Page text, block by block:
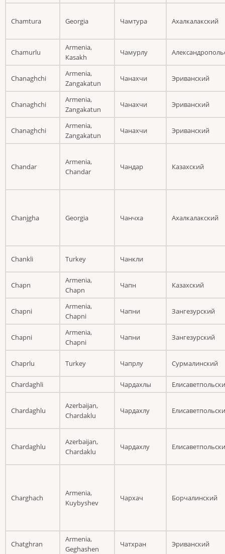
Chamtura Georgia Чамтура Ахалкалакский
Chamurlu
Armenia,
Кasakh
Чамурлу
Chanaghchi
Armenia,
Zangakatun
Чанахчи Эриванский
Chanaghchi
Armenia,
Zangakatun
Чанахчи Эриванский
Chanaghchi
Armenia,
Zangakatun
Чанахчи Эриванский
Chandar
Armenia,
Chandar
Чандар Казахский
Chanjgha Georgia Чанчха Ахалкалакский
Chankli Turkey Чанкли
Chapn
Armenia,
Chapn
Чапн Казахский
Chapni
Armenia,
Chapni
Чапни Зангезурский
Chapni
Armenia,
Chapni
Чапни Зангезурский
Chaprlu Turkey Чапрлу Сурмалинский
Chardaghli Чардахлы
Chardaghlu
Azerbaijan,
Chardaklu
Чардахлу
Chardaghlu
Azerbaijan,
Chardaklu
Чардахлу
Charghach
Armenia,
Kuybyshev
Чархач Борчалинский
Chatghran
Armenia,
Geghashen
Чатхран Эриванский